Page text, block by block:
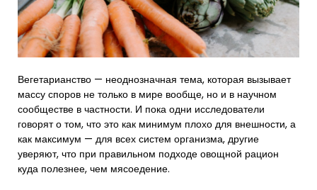
Вегетарианство — неоднозначная тема, которая вызывает
массу споров не только в мире вообще, но и в научном
сообществе в частности. И пока одни исследователи
говорят о том, что это как минимум плохо для внешности, а
как максимум — для всех систем организма, другие
уверяют, что при правильном подходе овощной рацион
куда полезнее, чем мясоедение.